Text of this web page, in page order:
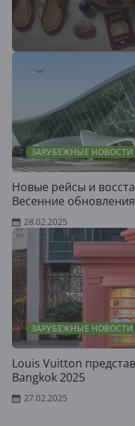
ЗАРУБЕЖНЫЕ НОВОСТИ
Новые рейсы и
Весенние
28.02.2025
ЗАРУБЕЖНЫЕ НОВОСТИ
Louis Vuitton
Bangkok 2025
27.02.2025